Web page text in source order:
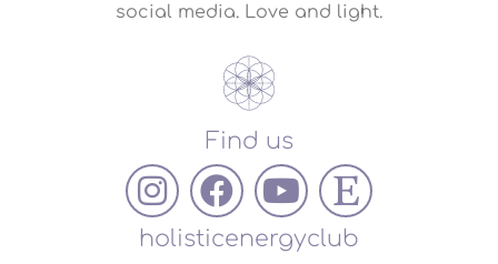
social media. Love and light.
Find us
holisticenergyclub